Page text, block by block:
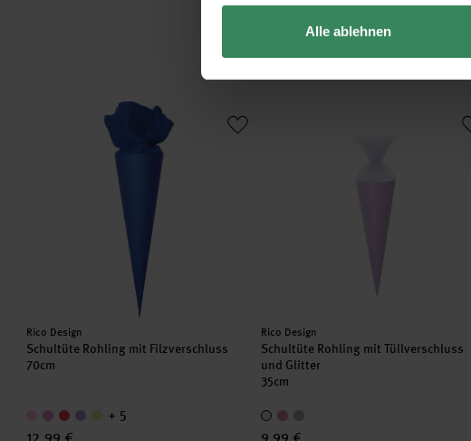
Alle ablehnen
Schultüte Rohling mit Filzverschluss
Hersteller:
Rico Design
Schultüte Rohling mit Filzverschluss
70cm
+ 5
Hersteller:
Rico Design
Schultüte Rohling mit Tüllverschluss
und Glitter
35cm